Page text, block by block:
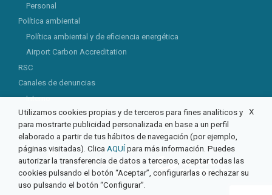
Personal
Política ambiental
Política ambiental y de eficiencia energética
Airport Carbon Accreditation
RSC
Canales de denuncias
Interno
Externo
X
Utilizamos cookies propias y de terceros para fines analíticos y
para mostrarte publicidad personalizada en base a un perfil
elaborado a partir de tus hábitos de navegación (por ejemplo,
páginas visitadas). Clica AQUÍ para más información. Puedes
autorizar la transferencia de datos a terceros, aceptar todas las
cookies pulsando el botón “Aceptar”, configurarlas o rechazar su
uso pulsando el botón “Configurar”.